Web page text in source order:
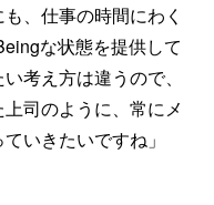
、仕事の時間にわく
な状態を提供して
考え方は違うので、
司のように、常にメ
いきたいですね」